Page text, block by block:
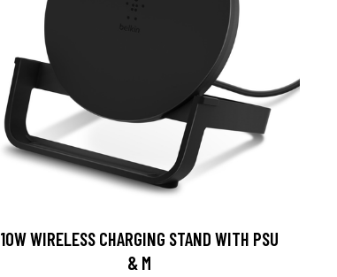
10W WIRELESS CHARGING STAND WITH PSU
& M